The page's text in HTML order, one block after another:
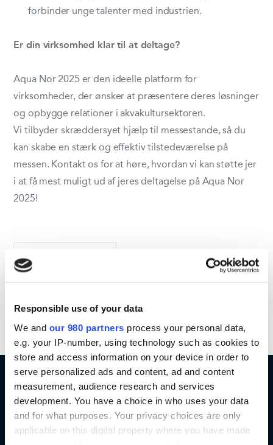
Responsible use of your data
We and our 980 partners process your personal data,
e.g. your IP-number, using technology such as cookies to
store and access information on your device in order to
serve personalized ads and content, ad and content
measurement, audience research and services
development. You have a choice in who uses your data
and for what purposes. Your privacy choices are only
applicable on this digital property where you have made
forbinder unge talenter med industrien.
Er din virksomhed klar til at deltage?
Aqua Nor 2025 er den ideelle platform for
virksomheder, der ønsker at præsentere deres løsninger
og opbygge relationer i akvakultursektoren.
Vi tilbyder skræddersyet hjælp til messestande, så du
kan skabe en stærk og effektiv tilstedeværelse på
messen. Kontakt os for at høre, hvordan vi kan støtte jer
i at få mest muligt ud af jeres deltagelse på Aqua Nor
2025!
KONTAKT